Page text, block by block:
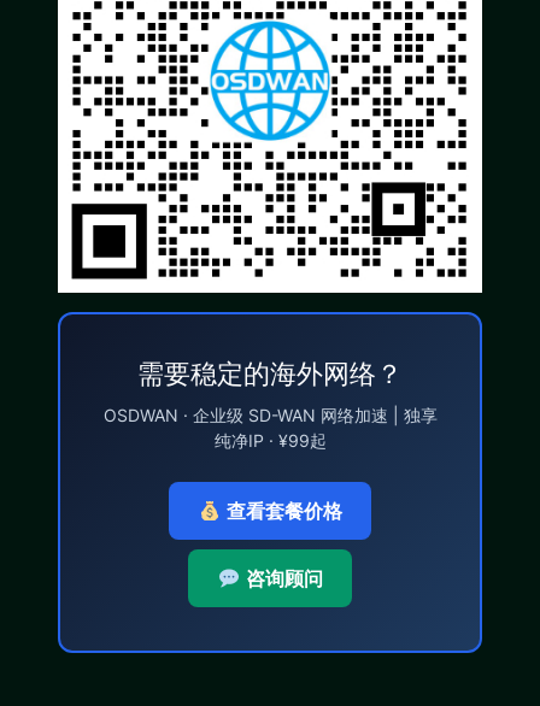
需要稳定的海外网络？
OSDWAN · 企业级 SD-WAN 网络加速 | 独享
纯净IP · ¥99起
查看套餐价格
咨询顾问